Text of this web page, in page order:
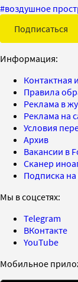
#воздушное
Подписаться
Информация:
Контактная
Правила
Реклама в
Реклама на
Условия
Архив
Вакансии в
Сканер
Подписка
Мы в соцсетях:
Telegram
ВКонтакте
YouTube
Мобильное